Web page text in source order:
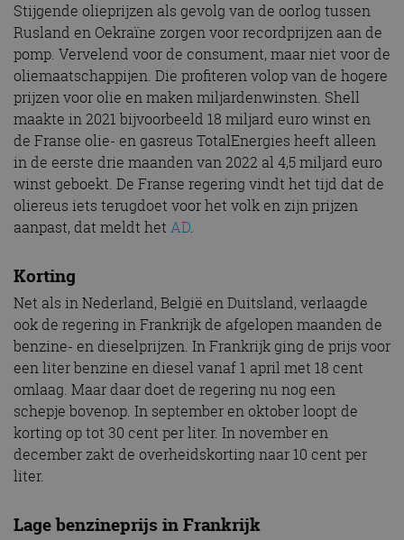
Stijgende olieprijzen als gevolg van de oorlog tussen
Rusland en Oekraïne zorgen voor recordprijzen aan de
pomp. Vervelend voor de consument, maar niet voor de
oliemaatschappijen. Die profiteren volop van de hogere
prijzen voor olie en maken miljardenwinsten. Shell
maakte in 2021 bijvoorbeeld 18 miljard euro winst en
de Franse olie- en gasreus TotalEnergies heeft alleen
in de eerste drie maanden van 2022 al 4,5 miljard euro
winst geboekt. De Franse regering vindt het tijd dat de
oliereus iets terugdoet voor het volk en zijn prijzen
aanpast, dat meldt het AD.
Korting
Net als in Nederland, België en Duitsland, verlaagde
ook de regering in Frankrijk de afgelopen maanden de
benzine- en dieselprijzen. In Frankrijk ging de prijs voor
een liter benzine en diesel vanaf 1 april met 18 cent
omlaag. Maar daar doet de regering nu nog een
schepje bovenop. In september en oktober loopt de
korting op tot 30 cent per liter. In november en
december zakt de overheidskorting naar 10 cent per
liter.
Lage benzineprijs in Frankrijk